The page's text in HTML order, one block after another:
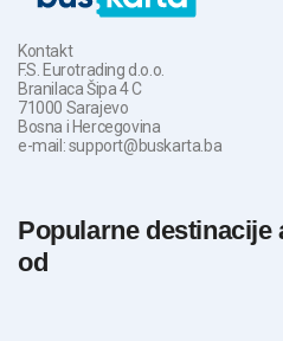
Kontakt
F.S. Eurotrading d.o.o.
Branilaca Šipa 4 C
71000 Sarajevo
Bosna i Hercegovina
e-mail: support@buskarta.ba
Popularne destinacije autobus
od